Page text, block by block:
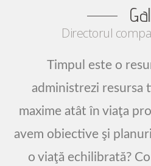
Directorul
Timpul este o
administrezi resursa
maxime atât în viaţa
avem obiective şi
o viaţă echilibrată?